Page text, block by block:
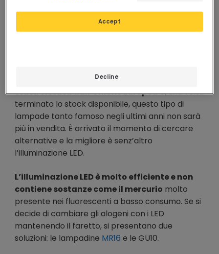
Perché sostituire gli alogeni
fabbricazione delle lampadine alogene è
stata vietata dall’Unione Europeae, una volta
terminato lo stock disponibile, questo tipo di
lampade tanto famoso negli ultimi anni non sarà
più in vendita. È arrivato il momento di cercare
alternative e la migliore è senz’altro
l’illuminazione LED.
L’illuminazione LED è molto efficiente e non
contiene sostanze come il mercurio molto
presente nei fluorescenti a basso consumo. Se si
decide di cambiare gli alogeni con i LED
mantenendo il faretto, si presentano due
soluzioni: le lampadine MR16 e le GU10.
Decline
Accept